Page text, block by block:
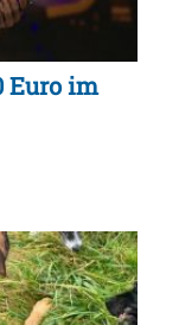
Euro im